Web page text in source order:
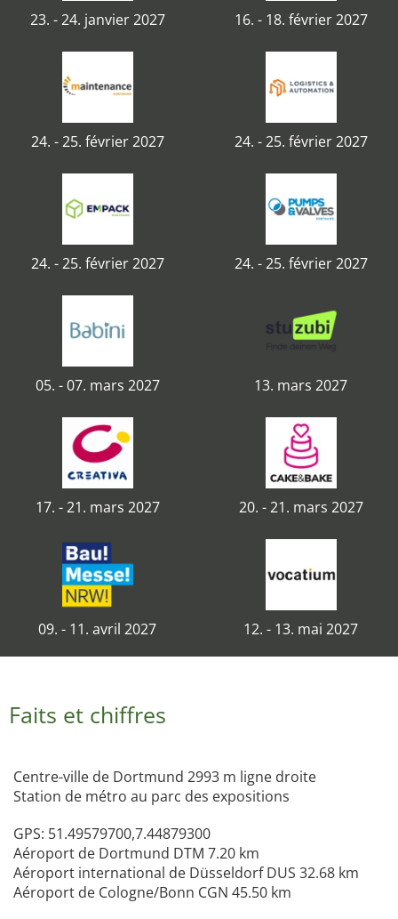
23. - 24. janvier 2027 16. - 18. février 2027
24. - 25. février 2027 24. - 25. février 2027
24. - 25. février 2027 24. - 25. février 2027
05. - 07. mars 2027 13. mars 2027
17. - 21. mars 2027 20. - 21. mars 2027
09. - 11. avril 2027 12. - 13. mai 2027
Faits et chiffres
Centre-ville de Dortmund 2993 m ligne droite
Station de métro au parc des expositions
GPS: 51.49579700,7.44879300
Aéroport de Dortmund DTM 7.20 km
Aéroport international de Düsseldorf DUS 32.68 km
Aéroport de Cologne/Bonn CGN 45.50 km